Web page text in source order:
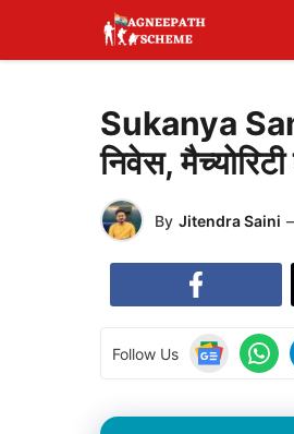
content
Sukanya
निवेस,
By Jitendra Saini
Follow Us